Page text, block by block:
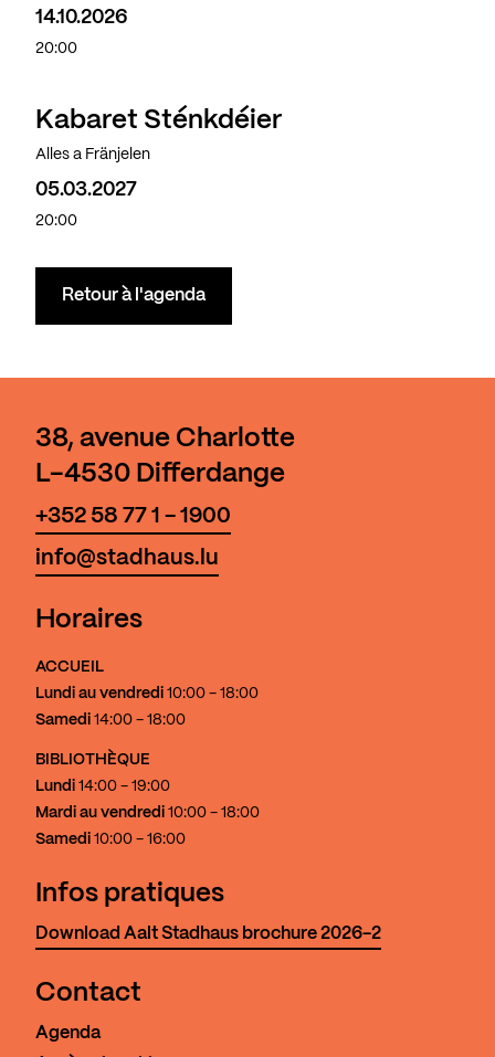
14.10.2026
20:00
Kabaret Sténkdéier
Alles a Fränjelen
05.03.2027
20:00
Retour à l'agenda
38, avenue Charlotte
L-4530 Differdange
+352 58 77 1 - 1900
info@stadhaus.lu
Horaires
ACCUEIL
Lundi au vendredi 10:00 - 18:00
Samedi 14:00 - 18:00
BIBLIOTHÈQUE
Lundi 14:00 - 19:00
Mardi au vendredi 10:00 - 18:00
Samedi 10:00 - 16:00
Infos pratiques
Download Aalt Stadhaus brochure 2026-2
Contact
Agenda